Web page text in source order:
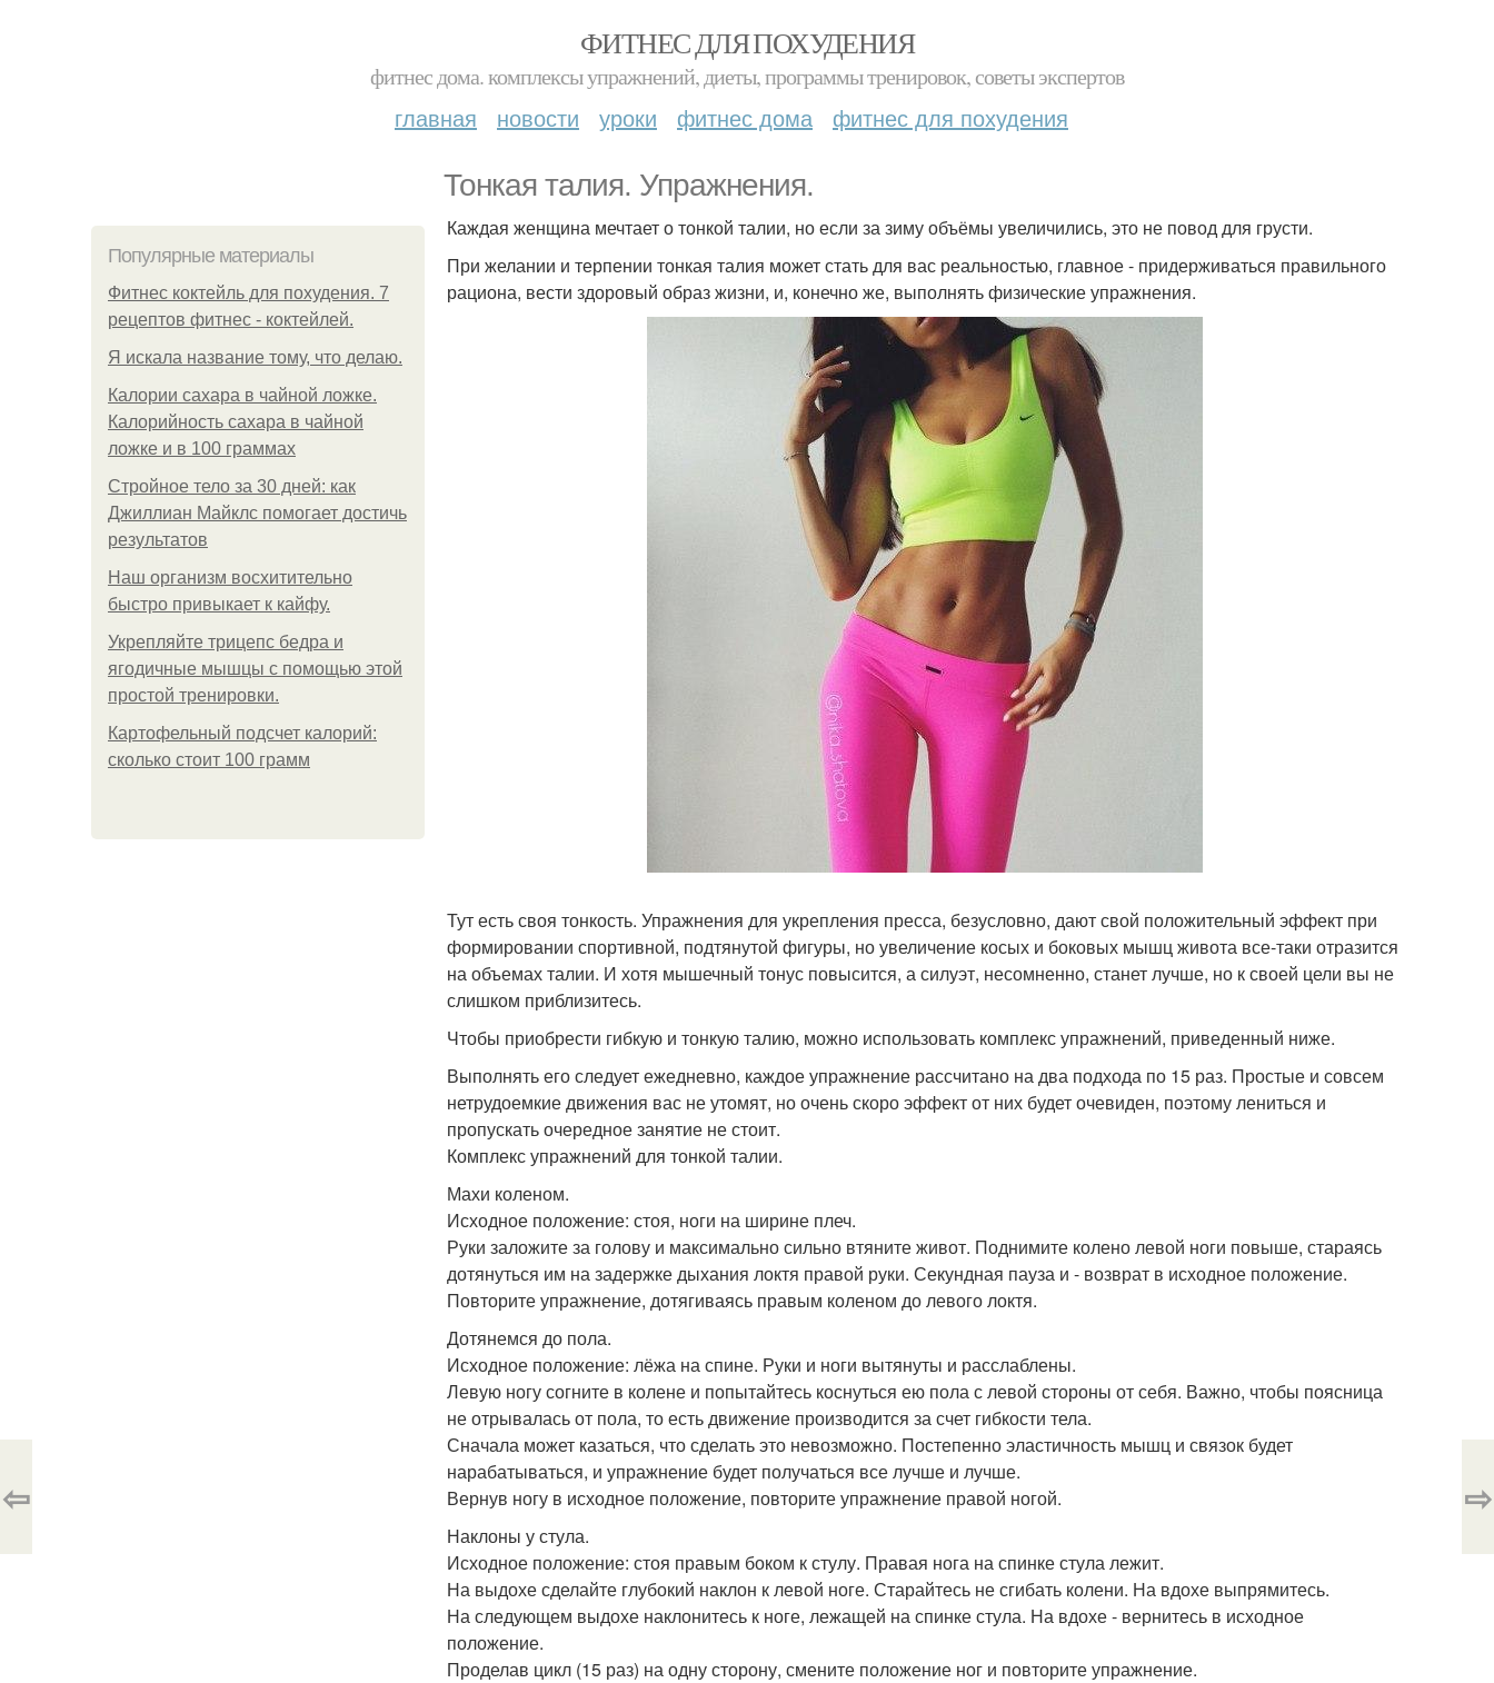
ФИТНЕС ДЛЯ ПОХУДЕНИЯ
фитнес дома. комплексы упражнений, диеты, программы тренировок, советы экспертов
главная новости уроки фитнес дома фитнес для похудения
Тонкая талия. Упражнения.
Популярные материалы
Фитнес коктейль для похудения. 7
рецептов фитнес - коктейлей.
Я искала название тому, что делаю.
Калории сахара в чайной ложке.
Калорийность сахара в чайной
ложке и в 100 граммах
Стройное тело за 30 дней: как
Джиллиан Майклс помогает достичь
результатов
Наш организм восхитительно
быстро привыкает к кайфу.
Укрепляйте трицепс бедра и
ягодичные мышцы с помощью этой
простой тренировки.
Картофельный подсчет калорий:
сколько стоит 100 грамм
Каждая женщина мечтает о тонкой талии, но если за зиму объёмы увеличились, это не повод для грусти.
При желании и терпении тонкая талия может стать для вас реальностью, главное - придерживаться правильного
рациона, вести здоровый образ жизни, и, конечно же, выполнять физические упражнения.
Тут есть своя тонкость. Упражнения для укрепления пресса, безусловно, дают свой положительный эффект при
формировании спортивной, подтянутой фигуры, но увеличение косых и боковых мышц живота все-таки отразится
на объемах талии. И хотя мышечный тонус повысится, а силуэт, несомненно, станет лучше, но к своей цели вы не
слишком приблизитесь.
Чтобы приобрести гибкую и тонкую талию, можно использовать комплекс упражнений, приведенный ниже.
Выполнять его следует ежедневно, каждое упражнение рассчитано на два подхода по 15 раз. Простые и совсем
нетрудоемкие движения вас не утомят, но очень скоро эффект от них будет очевиден, поэтому лениться и
пропускать очередное занятие не стоит.
Комплекс упражнений для тонкой талии.
Махи коленом.
Исходное положение: стоя, ноги на ширине плеч.
Руки заложите за голову и максимально сильно втяните живот. Поднимите колено левой ноги повыше, стараясь
дотянуться им на задержке дыхания локтя правой руки. Секундная пауза и - возврат в исходное положение.
Повторите упражнение, дотягиваясь правым коленом до левого локтя.
Дотянемся до пола.
Исходное положение: лёжа на спине. Руки и ноги вытянуты и расслаблены.
Левую ногу согните в колене и попытайтесь коснуться ею пола с левой стороны от себя. Важно, чтобы поясница
не отрывалась от пола, то есть движение производится за счет гибкости тела.
Сначала может казаться, что сделать это невозможно. Постепенно эластичность мышц и связок будет
нарабатываться, и упражнение будет получаться все лучше и лучше.
Вернув ногу в исходное положение, повторите упражнение правой ногой.
Наклоны у стула.
Исходное положение: стоя правым боком к стулу. Правая нога на спинке стула лежит.
На выдохе сделайте глубокий наклон к левой ноге. Старайтесь не сгибать колени. На вдохе выпрямитесь.
На следующем выдохе наклонитесь к ноге, лежащей на спинке стула. На вдохе - вернитесь в исходное
положение.
Проделав цикл (15 раз) на одну сторону, смените положение ног и повторите упражнение.
⇦ ⇨